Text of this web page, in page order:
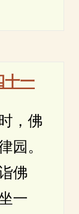
十一
，佛
园。
佛
一